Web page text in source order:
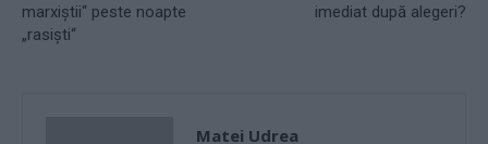
marxiștii“ peste noapte
„rasiști“
imediat după alegeri?
Matei Udrea